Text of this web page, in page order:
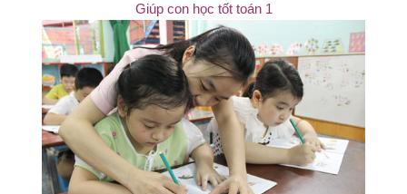
Giúp con học tốt toán 1